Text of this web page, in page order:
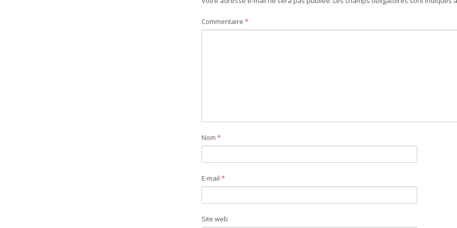
Commentaire *
Nom *
E-mail *
Site web